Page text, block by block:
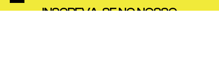
INSCREVA-SE NO NOSSO